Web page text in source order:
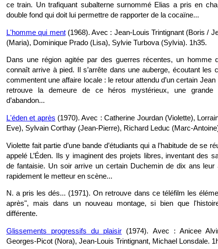
ce train. Un trafiquant subalterne surnommé Elias a pris en
double fond qui doit lui permettre de rapporter de la cocaïne...
L'homme qui ment(1968). Avec : Jean-Louis Trintignant (Boris /
(Maria), Dominique Prado (Lisa), Sylvie Turbova (Sylvia). 1h35.
Dans une région agitée par des guerres récentes, un homme
connaît arrive à pied. Il s’arrête dans une auberge, écoutant les
commentent une affaire locale : le retour attendu d’un certain Jean
retrouve la demeure de ce héros mystérieux, une grande
d’abandon...
L'éden et après (1970). Avec : Catherine Jourdan (Violette),
Eve), Sylvain Corthay (Jean-Pierre), Richard Leduc (Marc-
Violette fait partie d’une bande d’étudiants qui a l’habitude de se
appelé L’Éden. Ils y imaginent des projets libres, inventant des
de fantaisie. Un soir arrive un certain Duchemin de dix ans leur
rapidement le metteur en scène...
N. a pris les dés... (1971). On retrouve dans ce téléfilm les
après", mais dans un nouveau montage, si bien que
différente.
Glissements progressifs du plaisir (1974). Avec : Anicee
Georges-Picot (Nora), Jean-Louis Trintignant, Michael Lonsdale.